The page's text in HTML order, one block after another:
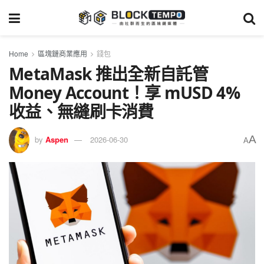
Home 區塊鏈商業應用 錢包
MetaMask 推出全新自託管
Money Account！享 mUSD 4%
收益、無縫刷卡消費
by Aspen 2026-06-30 AA